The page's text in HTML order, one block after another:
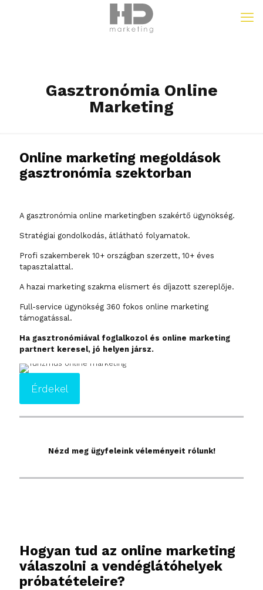
Gasztronómia Online
Marketing
Online marketing megoldások
gasztronómia szektorban
A gasztronómia online marketingben szakértő ügynökség.
Stratégiai gondolkodás, átlátható folyamatok.
Profi szakemberek 10+ országban szerzett, 10+ éves
tapasztalattal.
A hazai marketing szakma elismert és díjazott szereplője.
Full-service ügynökség 360 fokos online marketing
támogatással.
Ha gasztronómiával foglalkozol és online marketing
partnert keresel, jó helyen jársz.
Érdekel
Nézd meg ügyfeleink véleményeit rólunk!
Hogyan tud az online marketing
válaszolni a vendéglátóhelyek
próbatételeire?